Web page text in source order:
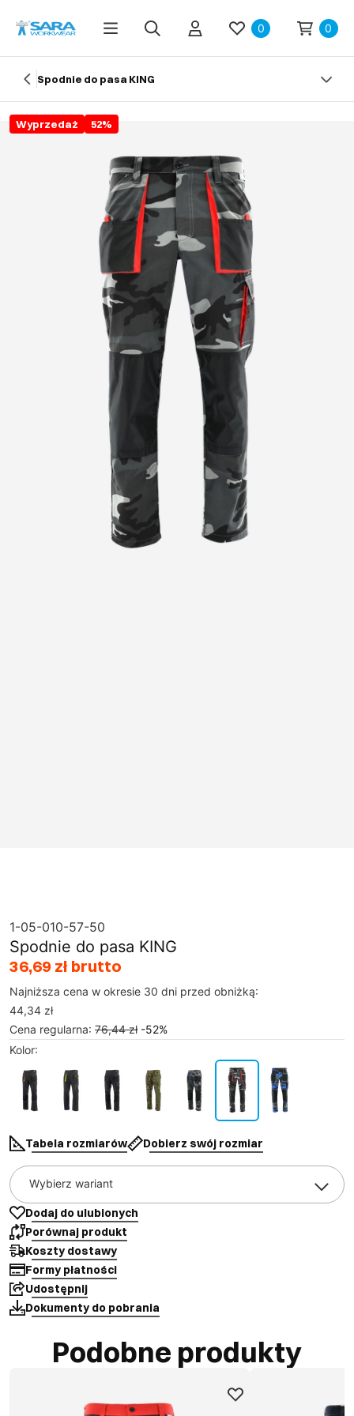
0 0
Spodnie do pasa KING
Wyprzedaż 52%
1-05-010-57-50
Spodnie do pasa KING
36,69 zł brutto
Najniższa cena w okresie 30 dni przed obniżką:
44,34 zł
Cena regularna: 76,44 zł -52%
Kolor:
Tabela rozmiarów Dobierz swój rozmiar
Wybierz wariant
Dodaj do ulubionych
Porównaj produkt
Koszty dostawy
Formy płatności
Udostępnij
Dokumenty do pobrania
Podobne produkty